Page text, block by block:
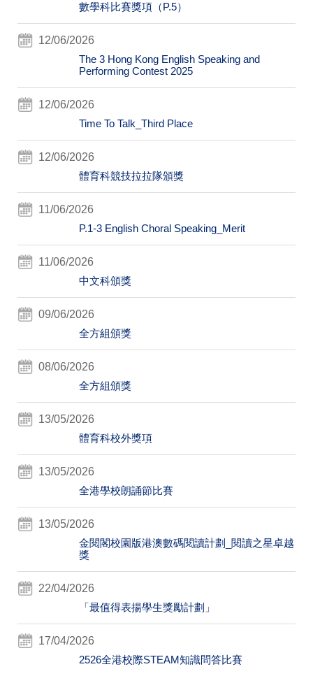
數學科比賽獎項（P.5）
12/06/2026
The 3 Hong Kong English Speaking and
Performing Contest 2025
12/06/2026
Time To Talk_Third Place
12/06/2026
體育科競技拉拉隊頒獎
11/06/2026
P.1-3 English Choral Speaking_Merit
11/06/2026
中文科頒獎
09/06/2026
全方組頒獎
08/06/2026
全方組頒獎
13/05/2026
體育科校外獎項
13/05/2026
全港學校朗誦節比賽
13/05/2026
金閱閣校園版港澳數碼閱讀計劃_閱讀之星卓越
獎
22/04/2026
「最值得表揚學生獎勵計劃」
17/04/2026
2526全港校際STEAM知識問答比賽